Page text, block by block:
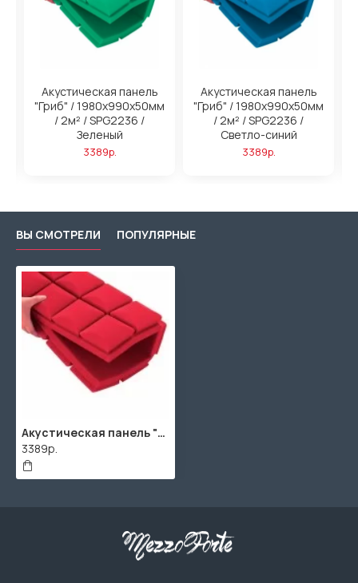
Акустическая панель
"Гриб" / 1980х990х50мм
/ 2м² / SPG2236 /
Зеленый
3389р.
Акустическая панель
"Гриб" / 1980х990х50мм
/ 2м² / SPG2236 /
Светло-синий
3389р.
ВЫ СМОТРЕЛИ ПОПУЛЯРНЫЕ
Акустическая панель "Гриб" / 1980х990х50мм / 2м² / SPG2236 / Красно-розовый
3389р.